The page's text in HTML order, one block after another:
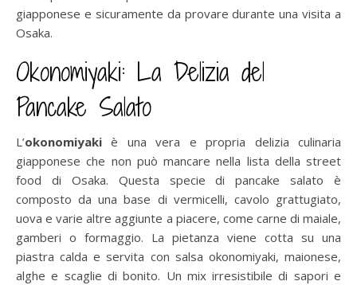
giapponese e sicuramente da provare durante una visita a
Osaka.
Okonomiyaki: La Delizia del
Pancake Salato
L’okonomiyaki è una vera e propria delizia culinaria
giapponese che non può mancare nella lista della street
food di Osaka. Questa specie di pancake salato è
composto da una base di vermicelli, cavolo grattugiato,
uova e varie altre aggiunte a piacere, come carne di maiale,
gamberi o formaggio. La pietanza viene cotta su una
piastra calda e servita con salsa okonomiyaki, maionese,
alghe e scaglie di bonito. Un mix irresistibile di sapori e